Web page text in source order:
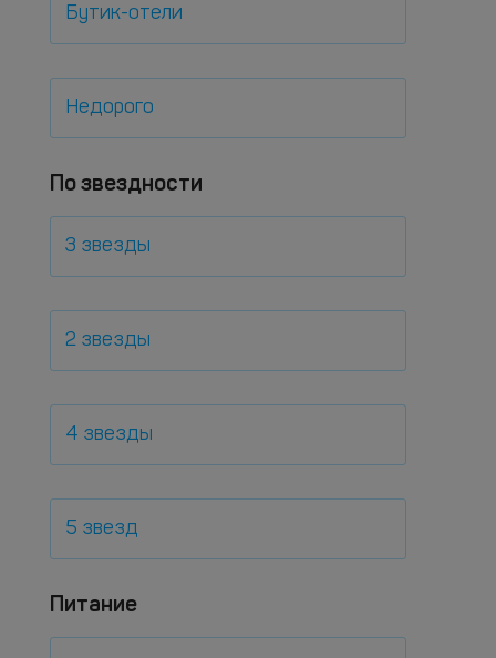
Бутик-отели
Недорого
По звездности
3 звезды
2 звезды
4 звезды
5 звезд
Питание